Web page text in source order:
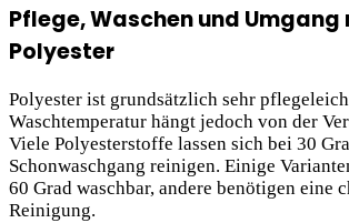
Pflege, Waschen und Umgang
Polyester
Polyester ist grundsätzlich sehr
Waschtemperatur hängt jedoch von der
Viele Polyesterstoffe lassen sich bei 30
Schonwaschgang reinigen. Einige
60 Grad waschbar, andere benötigen eine
Reinigung.